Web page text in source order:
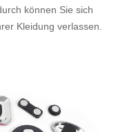
können Sie sich
Kleidung verlassen.